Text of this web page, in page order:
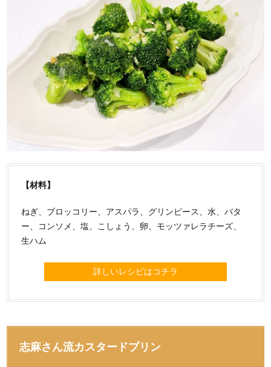
【材料】
ねぎ、ブロッコリー、アスパラ、グリンピース、水、バタ
ー、コンソメ、塩、こしょう、卵、モッツァレラチーズ、
生ハム
詳しいレシピはコチラ
志麻さん流カスタードプリン